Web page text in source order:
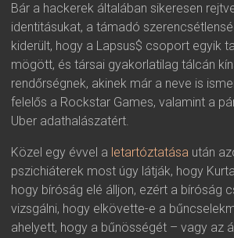
Bár a hackerek általában sikeresen
identitásukat, a támadó
kiderült, hogy a Lapsus$ csoport egyik
mögött, és társai gyakorlatilag tálcán
rendőrségnek, akinek már a neve is
felelős a Rockstar Games, valamint a
Uber adathalászatért.
Közel egy évvel a letartóztatása után
pszichiáterek most úgy látják, hogy
hogy bíróság elé álljon, ezért a bíróság
vizsgálni, hogy elkövette-e a
ahelyett, hogy a bűnösségét – vagy az